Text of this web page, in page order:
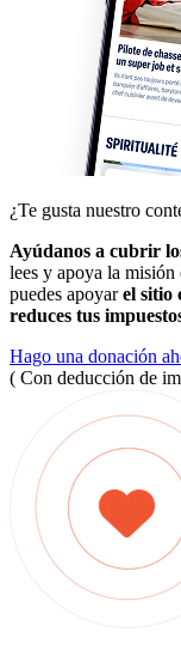
¿Te gusta nuestro
Ayúdanos a cubrir
lees y apoya la misión
puedes apoyarel sitio
reduces tus
Hago una donación
( Con deducción de